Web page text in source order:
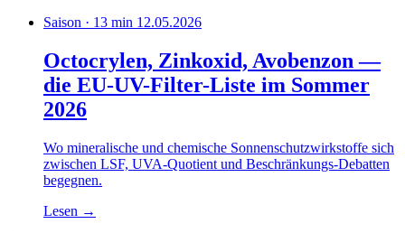
Saison · 13 min 12.05.2026
Octocrylen, Zinkoxid, Avobenzon —
die EU-UV-Filter-Liste im Sommer
2026
Wo mineralische und chemische Sonnenschutzwirkstoffe sich
zwischen LSF, UVA-Quotient und Beschränkungs-Debatten
begegnen.
Lesen →